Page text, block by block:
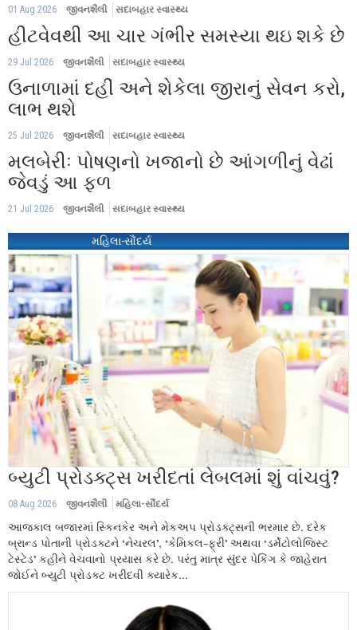
01 Aug 2026 જીવનશૈલી સદાબહાર સ્વાસ્થ્ય
હીટવેવથી આ ચાર ગંભીર સમસ્યા થઇ શકે છે
29 Jul 2026 જીવનશૈલી સદાબહાર સ્વાસ્થ્ય
ઉનાળામાં દહીં અને શેકેલા જીરાનું સેવન કરો,
લાભ થશે
25 Jul 2026 જીવનશૈલી સદાબહાર સ્વાસ્થ્ય
મલબેરીઃ પોષણનો ખજાનો છે આંગળીનું વેઢાં
જેવડું આ ફળ
21 Jul 2026 જીવનશૈલી સદાબહાર સ્વાસ્થ્ય
મહિલા-સૌંદર્ય
બ્યુટી પ્રોડક્ટ્સ ખરીદતાં લેબલમાં શું વાંચવું?
08 Aug 2026 જીવનશૈલી મહિલા-સૌંદર્ય
આજકાલ બજારમાં સ્કિનકેર અને મેકઅપ પ્રોડક્ટ્સની ભરમાર છે. દરેક
બ્રાન્ડ પોતાની પ્રોડક્ટને ‘નેચરલ’, ‘કેમિકલ-ફ્રી’ અથવા ‘ડર્મેટોલોજિસ્ટ
ટેસ્ટેડ’ કહીને વેચવાનો પ્રયાસ કરે છે. પરંતુ માત્ર સુંદર પેકિંગ કે જાહેરાત
જોઈને બ્યુટી પ્રોડક્ટ ખરીદવી ક્યારેક...